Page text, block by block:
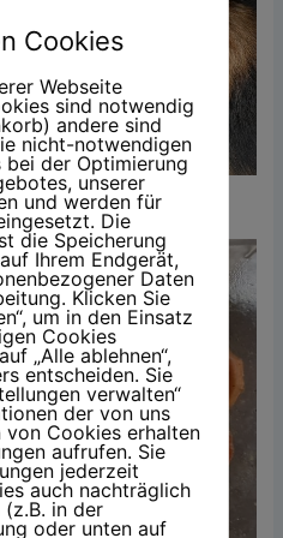
Runde mit Doggo.
Cookies
Webseite
sind notwendig
andere sind
nicht-notwendigen
bei der Optimierung
unserer
und werden für
Die
die Speicherung
Ihrem Endgerät,
Daten
Klicken Sie
um in den Einsatz
Cookies
„Alle ablehnen“,
entscheiden. Sie
verwalten“
der von uns
Cookies erhalten
aufrufen. Sie
jederzeit
auch nachträglich
in der
oder unten auf